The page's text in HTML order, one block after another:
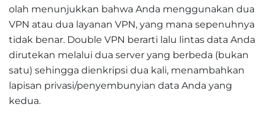
olah menunjukkan bahwa Anda menggunakan dua
VPN atau dua layanan VPN, yang mana sepenuhnya
tidak benar. Double VPN berarti lalu lintas data Anda
dirutekan melalui dua server yang berbeda (bukan
satu) sehingga dienkripsi dua kali, menambahkan
lapisan privasi/penyembunyian data Anda yang
kedua.